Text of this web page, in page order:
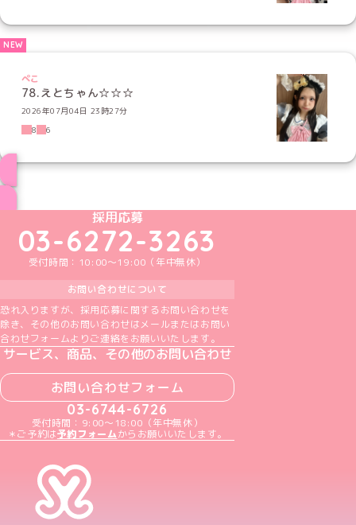
ぺこ
78.えとちゃん☆☆☆
2026年07月04日 23時27分
8
6
めいどりーみんTikTok公式アカウント
めいどりーみんX公式アカウント
めいどりーみんInstagram公式アカウント
めいどりーみんFacebook公式アカウン
めいどりーみんYouTube公式アカ
採用応募
03-6272-3263
受付時間：10:00～19:00（年中無休）
お問い合わせについて
恐れ入りますが、採用応募に関するお問い合わせを
除き、その他のお問い合わせはメールまたはお問い
合わせフォームよりご連絡をお願いいたします。
サービス、商品、その他のお問い合わせ
お問い合わせフォーム
03-6744-6726
受付時間：9:00～18:00（年中無休）
＊ご予約は予約フォームからお願いいたします。